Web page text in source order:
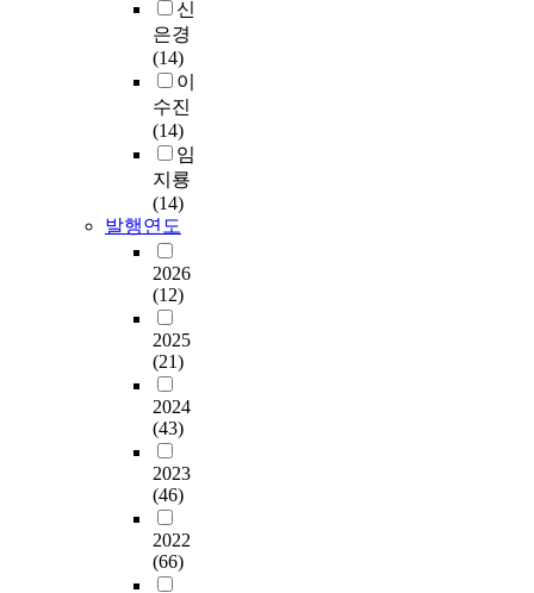
신
은경
(14)
이
수진
(14)
임
지룡
(14)
발행연도
2026
(12)
2025
(21)
2024
(43)
2023
(46)
2022
(66)